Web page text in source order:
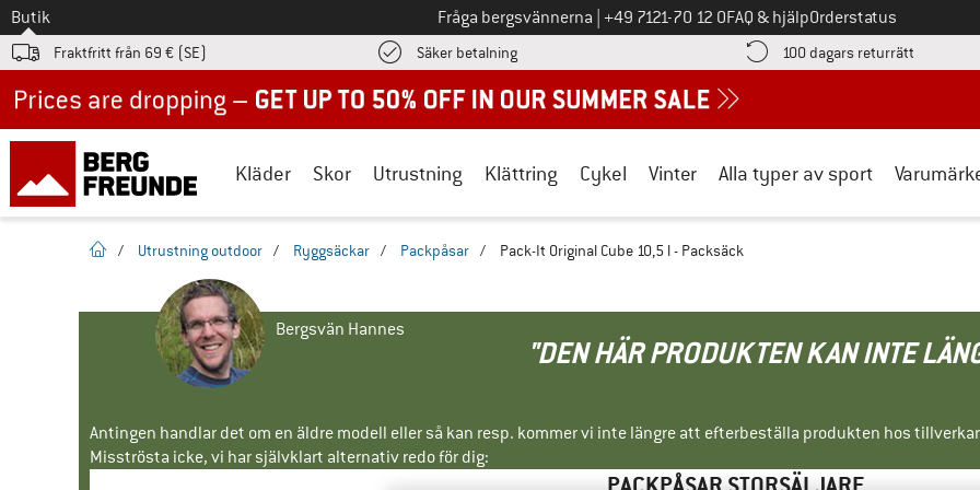
Till
Butik Fråga bergsvännerna Ring oss på
+49 7121-70 12 0FAQ & hjälpOrderstatus
Fraktfritt från 69 € (SE) Säker betalningHitta betalningsinformationen här! Öppnas i en inforuta
100 dagars returrätt Gå till
Kläder Skor Utrustning Klättring Cykel Vinter Alla typer av sport
Hemsida
/ Utrustning outdoor / Ryggsäckar / Packpåsar / Pack-It Original Cube 10,5 l - Packsäck
Bergsvän Hannes
"DEN HÄR PRODUKTEN KAN INTE
Antingen handlar det om en äldre modell eller så kan resp. kommer vi inte längre att efterbeställa produkten hos
Misströsta icke, vi har självklart alternativ redo för dig: